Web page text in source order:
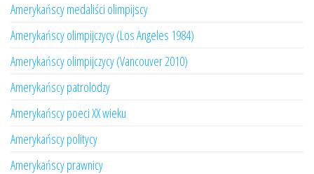
Amerykańscy medaliści olimpijscy
Amerykańscy olimpijczycy (Los Angeles 1984)
Amerykańscy olimpijczycy (Vancouver 2010)
Amerykańscy patrolodzy
Amerykańscy poeci XX wieku
Amerykańscy politycy
Amerykańscy prawnicy